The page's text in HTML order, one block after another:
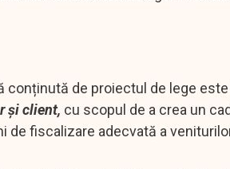
conținută de proiectul de lege este
și client, cu scopul de a crea un
de fiscalizare adecvată a